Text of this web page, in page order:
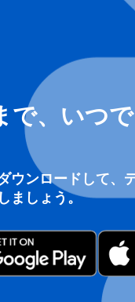
if your device
request an eSIM
details that you
you can enjoy the
で、いつ
ウンロードして、
ましょう。
または登録
秒でアカウントを作成し